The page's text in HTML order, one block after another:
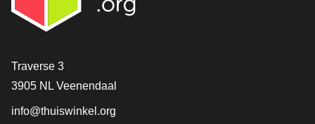
[_General:Contact]
Traverse 3
3905 NL Veenendaal
info@thuiswinkel.org